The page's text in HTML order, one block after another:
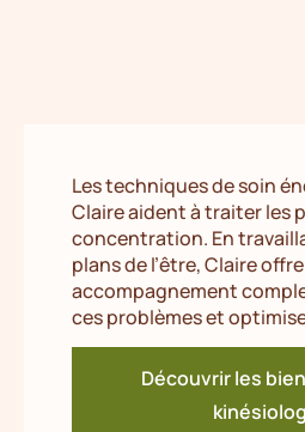
Les techniques de soin
Claire aident à traiter les
concentration. En
plans de l’être, Claire
accompagnement
ces problèmes et
Découvrir les